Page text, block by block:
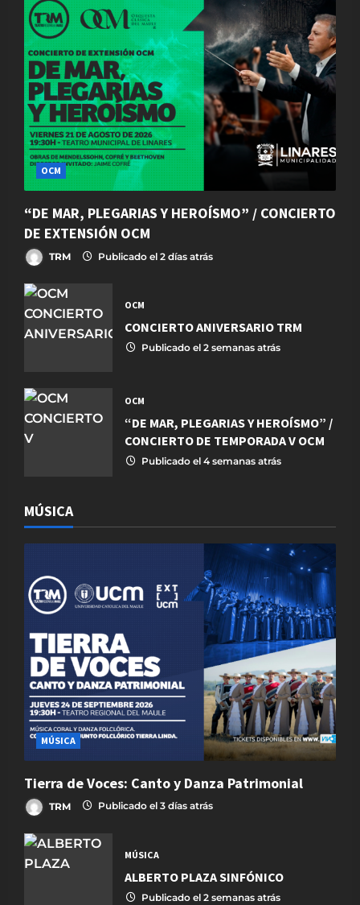
OCM
“DE MAR, PLEGARIAS Y HEROÍSMO” / CONCIERTO
DE EXTENSIÓN OCM
TRM Publicado el 2 días atrás
OCM
CONCIERTO ANIVERSARIO TRM
Publicado el 2 semanas atrás
OCM
“DE MAR, PLEGARIAS Y HEROÍSMO” /
CONCIERTO DE TEMPORADA V OCM
Publicado el 4 semanas atrás
MÚSICA
MÚSICA
Tierra de Voces: Canto y Danza Patrimonial
TRM Publicado el 3 días atrás
MÚSICA
ALBERTO PLAZA SINFÓNICO
Publicado el 2 semanas atrás